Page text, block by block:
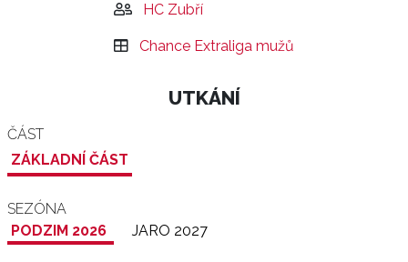
HC Zubří
Chance Extraliga mužů
UTKÁNÍ
ČÁST
ZÁKLADNÍ ČÁST
SEZÓNA
PODZIM 2026
JARO 2027